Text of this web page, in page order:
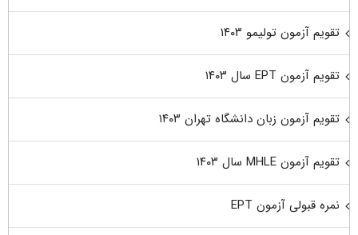
تقویم آزمون تولیمو ۱۴۰۳
تقویم آزمون EPT سال ۱۴۰۳
تقویم آزمون زبان دانشگاه تهران ۱۴۰۳
تقویم آزمون MHLE سال ۱۴۰۳
نمره قبولی آزمون EPT